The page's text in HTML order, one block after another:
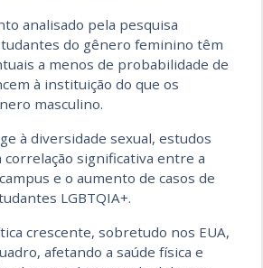
analisado pela pesquisa
do gênero feminino têm
a menos de probabilidade de
à instituição do que os
masculino.
à diversidade sexual, estudos
significativa entre a
e o aumento de casos de
LGBTQIA+.
crescente, sobretudo nos EUA,
afetando a saúde física e